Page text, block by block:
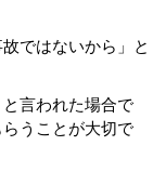
ではないから」と
言われた場合で
うことが大切で